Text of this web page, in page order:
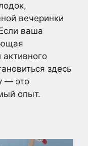
вечеринки
ваша
здесь
— это
опыт.